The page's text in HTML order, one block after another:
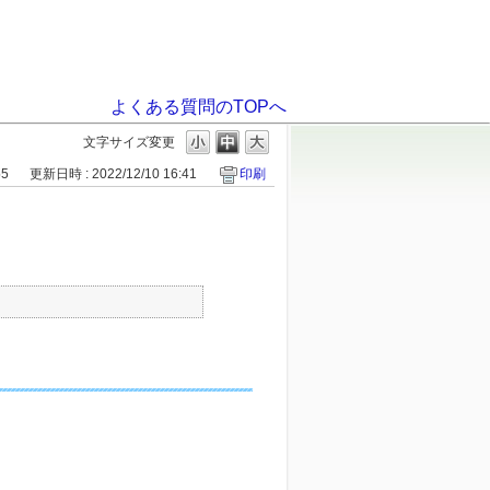
よくある質問のTOPへ
文字サイズ変更
更新日時 : 2022/12/10 16:41 印刷